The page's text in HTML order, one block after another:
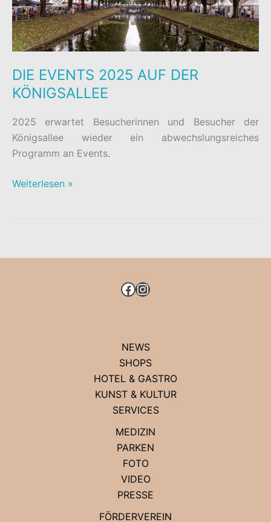
DIE EVENTS 2025 AUF DER
KÖNIGSALLEE
2025 erwartet Besucherinnen und Besucher der
Königsallee wieder ein abwechslungsreiches
Programm an Events.
DIE
KÖNIGSALLEE
Weiterlesen »
FACEBOOK
INSTAGRAM
NEWS
SHOPS
HOTEL & GASTRO
KUNST & KULTUR
SERVICES
MEDIZIN
PARKEN
FOTO
VIDEO
PRESSE
FÖRDERVEREIN